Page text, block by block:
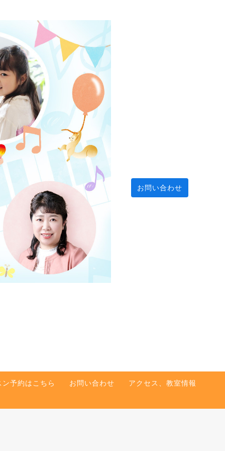
お問い合わせ
予約はこちら お問い合わせ
アクセス、教室情報